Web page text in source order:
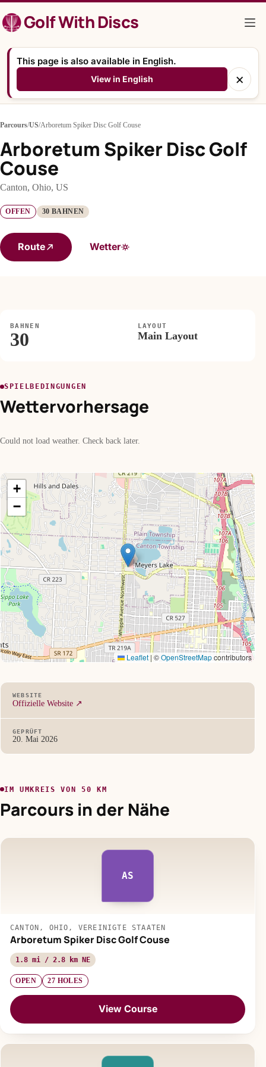
Inhalt
springenGolf With Discs
This page is also available in English.
View in English ×
Parcours/US/Arboretum Spiker Disc Golf Couse
Arboretum Spiker Disc Golf
Couse
Canton, Ohio, US
OFFEN 30 BAHNEN
Route Wetter
BAHNEN
30
LAYOUT
Main Layout
SPIELBEDINGUNGEN
Wettervorhersage
Could not load weather. Check back later.
+
−
Leaflet |©OpenStreetMapcontributors
WEBSITE
Offizielle Website ↗
GEPRÜFT
20. Mai 2026
IM UMKREIS VON 50 KM
Parcours in der Nähe
AS
CANTON, OHIO, VEREINIGTE STAATEN
Arboretum Spiker Disc Golf Couse
1.8 mi / 2.8 km NE
OPEN 27 HOLES
View Course